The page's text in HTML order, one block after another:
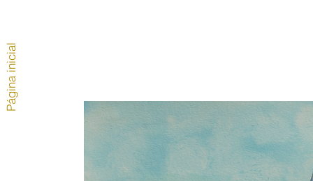
Página inicial